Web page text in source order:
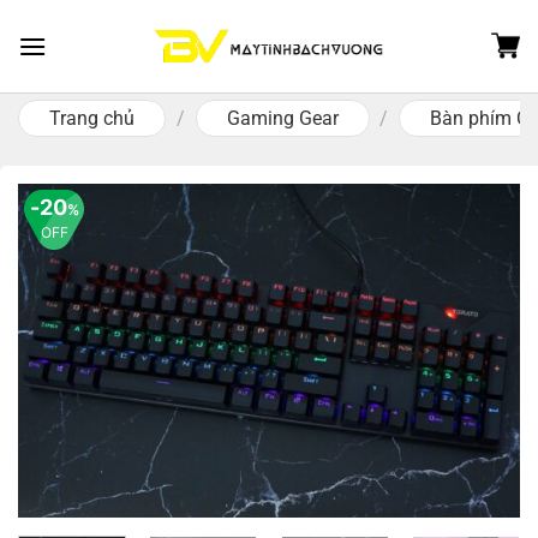
Trang chủ
/ Gaming Gear / Bàn phím
20%
OFF